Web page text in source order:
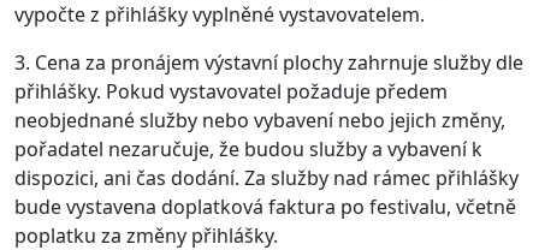
vypočte z přihlášky vyplněné vystavovatelem.
3. Cena za pronájem výstavní plochy zahrnuje služby dle
přihlášky. Pokud vystavovatel požaduje předem
neobjednané služby nebo vybavení nebo jejich změny,
pořadatel nezaručuje, že budou služby a vybavení k
dispozici, ani čas dodání. Za služby nad rámec přihlášky
bude vystavena doplatková faktura po festivalu, včetně
poplatku za změny přihlášky.